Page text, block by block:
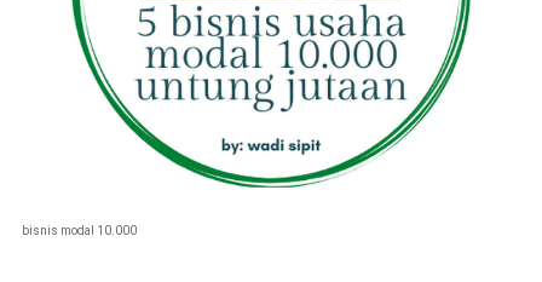
bisnis modal 10.000